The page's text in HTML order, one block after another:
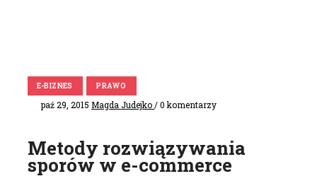
E-BIZNES PRAWO
paź 29, 2015 Magda Judejko/ 0 komentarzy
Metody rozwiązywania
sporów w e-commerce